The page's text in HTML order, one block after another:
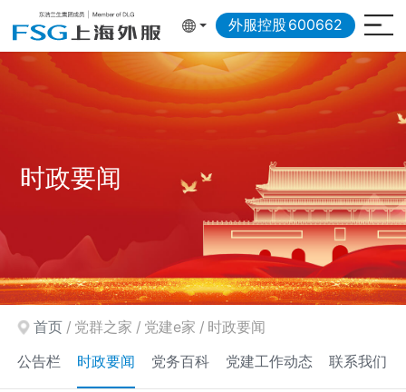
外服控股 600662
时政要闻
公告栏 时政要闻 党务百科 党建工作动态 联系我们
首页 党群之家 党建e家 时政要闻